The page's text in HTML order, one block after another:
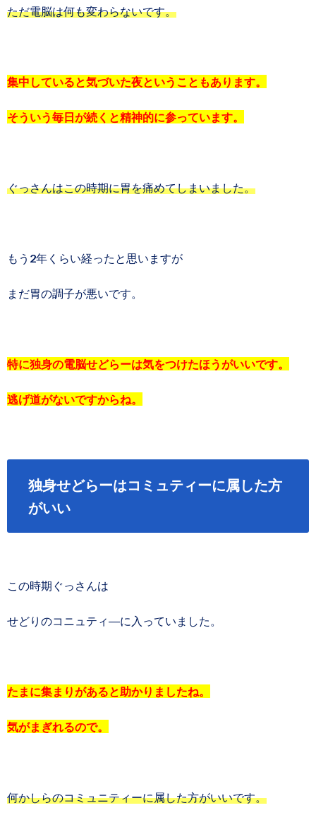
ただ電脳は何も変わらないです。
集中していると気づいた夜ということもあります。
そういう毎日が続くと精神的に参っています。
ぐっさんはこの時期に胃を痛めてしまいました。
もう2年くらい経ったと思いますが
まだ胃の調子が悪いです。
特に独身の電脳せどらーは気をつけたほうがいいです。
逃げ道がないですからね。
独身せどらーはコミュティーに属した方
がいい
この時期ぐっさんは
せどりのコニュティ―に入っていました。
たまに集まりがあると助かりましたね。
気がまぎれるので。
何かしらのコミュニティーに属した方がいいです。